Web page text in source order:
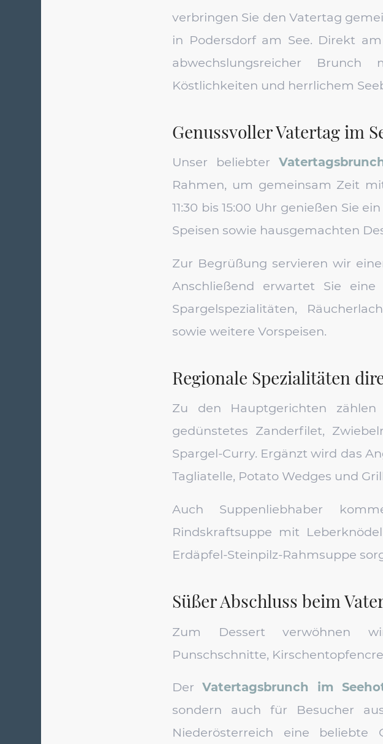
verbringen Sie den Vatertag
in Podersdorf am See. Direkt
abwechslungsreicher Brunch
Köstlichkeiten und herrlichem
Genussvoller Vatertag im
Unser beliebter
Rahmen, um gemeinsam Zeit
11:30 bis 15:00 Uhr genießen Sie
Speisen sowie hausgemachten
Zur Begrüßung servieren wir
Anschließend erwartet Sie
Spargelspezialitäten,
sowie weitere Vorspeisen.
Regionale Spezialitäten
Zu den Hauptgerichten zählen
gedünstetes Zanderfilet,
Spargel-Curry. Ergänzt wird das
Tagliatelle, Potato Wedges und
Auch Suppenliebhaber
Rindskraftsuppe mit
Erdäpfel-Steinpilz-Rahmsuppe
Süßer Abschluss beim
Zum Dessert verwöhnen
Punschschnitte,
DerVatertagsbrunch im
sondern auch für Besucher
Niederösterreich eine beliebte